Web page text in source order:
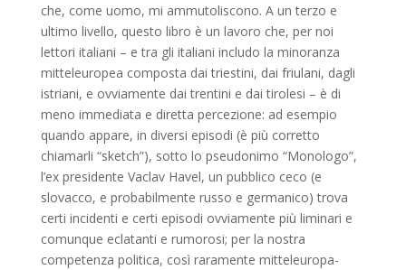
che, come uomo, mi ammutoliscono. A un terzo e
ultimo livello, questo libro è un lavoro che, per noi
lettori italiani – e tra gli italiani includo la minoranza
mitteleuropea composta dai triestini, dai friulani, dagli
istriani, e ovviamente dai trentini e dai tirolesi – è di
meno immediata e diretta percezione: ad esempio
quando appare, in diversi episodi (è più corretto
chiamarli “sketch”), sotto lo pseudonimo “Monologo”,
l’ex presidente Vaclav Havel, un pubblico ceco (e
slovacco, e probabilmente russo e germanico) trova
certi incidenti e certi episodi ovviamente più liminari e
comunque eclatanti e rumorosi; per la nostra
competenza politica, così raramente mitteleuropa-